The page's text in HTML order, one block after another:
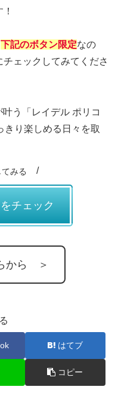
下記のボタン限定なの
ェックしてみてくださ
う「レイデル ポリコ
きり楽しめる日々を取
みる
チェック
から ＞
はてブ
コピー